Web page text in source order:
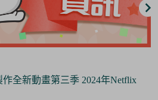
作全新動畫第三季 2024年Netflix